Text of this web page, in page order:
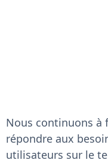
Nous continuons à
répondre aux
utilisateurs sur le